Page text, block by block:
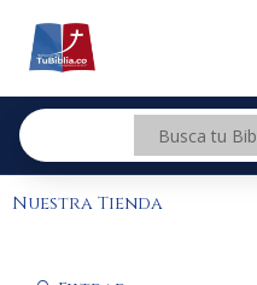
contenido
Nuestra Tienda